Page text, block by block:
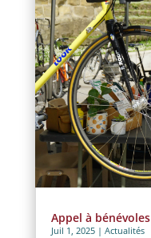
Appel à bénévoles
Juil 1, 2025| Actualités